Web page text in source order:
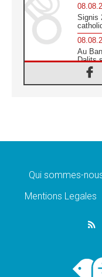
Signis
Au
Dalits
une
Le
Pape
1ère
Qui sommes-
Mentions Legales